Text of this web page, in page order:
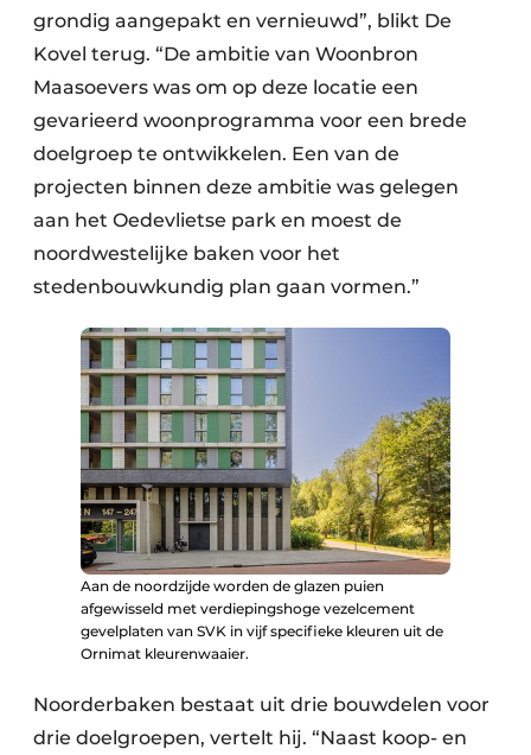
grondig aangepakt en vernieuwd”, blikt De
Kovel terug. “De ambitie van Woonbron
Maasoevers was om op deze locatie een
gevarieerd woonprogramma voor een brede
doelgroep te ontwikkelen. Een van de
projecten binnen deze ambitie was gelegen
aan het Oedevlietse park en moest de
noordwestelijke baken voor het
stedenbouwkundig plan gaan vormen.”
Aan de noordzijde worden de glazen puien
afgewisseld met verdiepingshoge vezelcement
gevelplaten van SVK in vijf specifieke kleuren uit de
Ornimat kleurenwaaier.
Noorderbaken bestaat uit drie bouwdelen voor
drie doelgroepen, vertelt hij. “Naast koop- en